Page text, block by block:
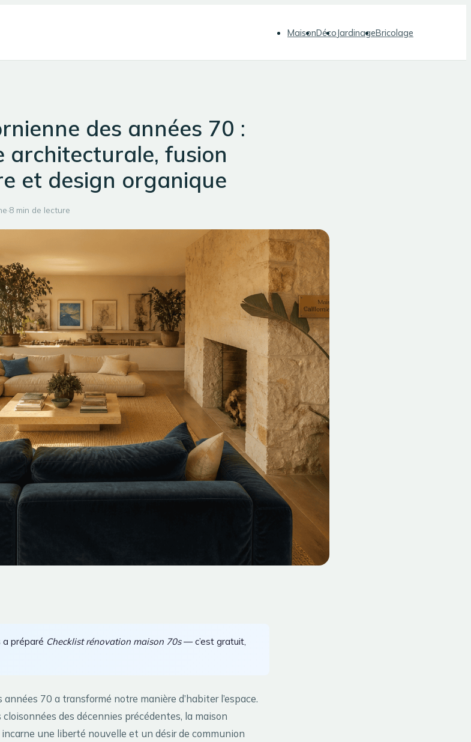
MaisonDécoJardinageBricolage
des années 70 :
architecturale, fusion
et design organique
·8 min de lecture
a préparé Checklist rénovation maison 70s— c’est gratuit,
70 a transformé notre manière d’habiter l’espace.
des décennies précédentes, la maison
une liberté nouvelle et un désir de communion